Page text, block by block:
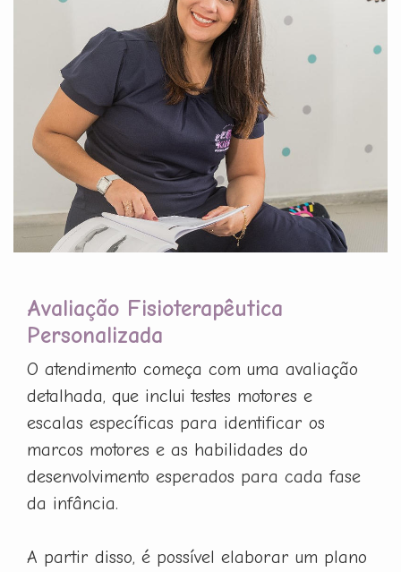
Avaliação Fisioterapêutica
Personalizada
O atendimento começa com uma avaliação
detalhada, que inclui testes motores e
escalas específicas para identificar os
marcos motores e as habilidades do
desenvolvimento esperados para cada fase
da infância.
A partir disso, é possível elaborar um plano